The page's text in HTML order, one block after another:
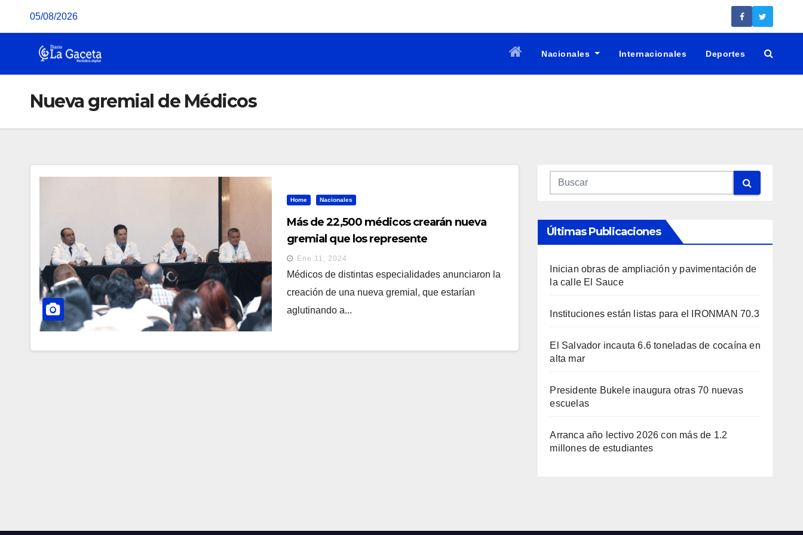
05/08/2026
Nacionales Internacionales Deportes
Nueva gremial de Médicos
Home Nacionales
Más de 22,500 médicos crearán nueva
gremial que los represente
Ene 11, 2024
Médicos de distintas especialidades anunciaron la
creación de una nueva gremial, que estarían
aglutinando a...
Últimas Publicaciones
Inician obras de ampliación y pavimentación de
la calle El Sauce
Instituciones están listas para el IRONMAN 70.3
El Salvador incauta 6.6 toneladas de cocaína en
alta mar
Presidente Bukele inaugura otras 70 nuevas
escuelas
Arranca año lectivo 2026 con más de 1.2
millones de estudiantes